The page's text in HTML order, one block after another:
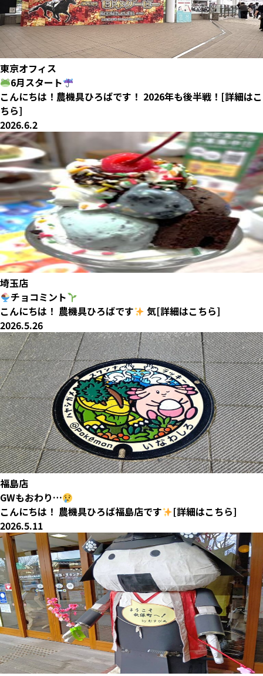
東京オフィス
6月スタート
こんにちは！農機具ひろばです！ 2026年も後半戦！[詳細はこ
ちら]
2026.6.2
埼玉店
チョコミント
こんにちは！ 農機具ひろばです
気[詳細はこちら]
2026.5.26
福島店
GWもおわり…
こんにちは！ 農機具ひろば福島店です
[詳細はこちら]
2026.5.11